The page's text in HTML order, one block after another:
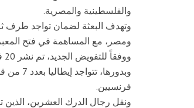
والفلسطينية والمصرية.
وتهدف البعثة لضمان تواجد طرف
ومصر، مع المساهمة في فتح
ووفقاً للتفويض الجديد، تم نشر 20 فردا إضافيا من رجال الدرك تحت رعاية قوة الدرك الأوروبية.
فرنسيين.